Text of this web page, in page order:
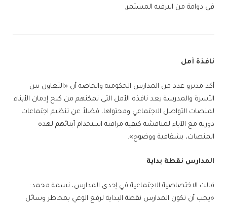
في دوامة من الترفيه المستمر.
نافذة أمل
أكد مديرو عدد من المدارس الحكومية والخاصة أن «التعاون بين
الأسرة والمدرسة يعد نافذة الأمل التي تمكنهم من كبح إدمان الأبناء
لمنصات التواصل الاجتماعي ومحتواها، فضلاً عن تنظيم اجتماعات
دورية مع الآباء لمناقشة كيفية مراقبة استخدام أبنائهم لهذه
المنصات، بشفافية ووضوح».
المدارس نقطة بداية
قالت الاختصاصية الاجتماعية في إحدى المدارس، نسمة محمد:
«يجب أن تكون المدارس نقطة البداية لرفع الوعي بمخاطر وسائل